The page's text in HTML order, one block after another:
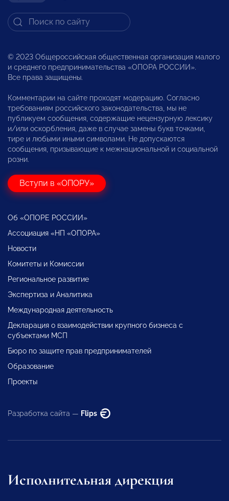
© 2023 Общероссийская общественная организация малого
и среднего предпринимательства «ОПОРА РОССИИ».
Все права защищены.
Комментарии на сайте проходят модерацию. Согласно
требованиям российского законодательства, мы не
публикуем сообщения, содержащие нецензурную лексику
и/или оскорбления, даже в случае замены букв точками,
тире и любыми иными символами. Не допускаются
сообщения, призывающие к межнациональной и социальной
розни.
Вступи в «ОПОРУ»
Об «ОПОРЕ РОССИИ»
Ассоциация «НП «ОПОРА»
Новости
Комитеты и Комиссии
Региональное развитие
Экспертиза и Аналитика
Международная деятельность
Декларация о взаимодействии крупного бизнеса с
субъектами МСП
Бюро по защите прав предпринимателей
Образование
Проекты
Разработка сайта — Flips
Исполнительная дирекция